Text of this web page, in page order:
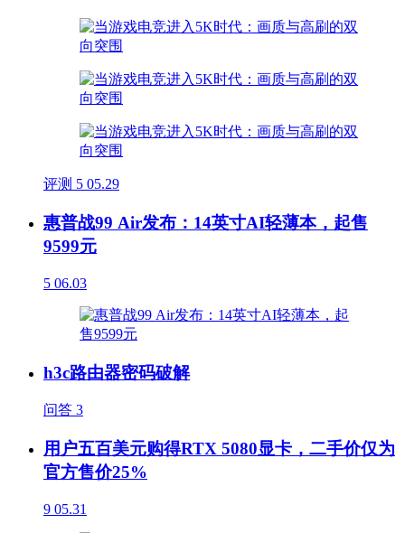
评测 5 05.29
惠普战99 Air发布：14英寸AI轻薄本，起售
9599元
5 06.03
h3c路由器密码破解
问答 3
用户五百美元购得RTX 5080显卡，二手价仅为
官方售价25%
9 05.31